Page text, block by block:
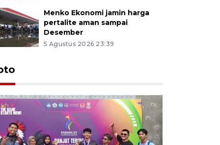
Menko Ekonomi jamin harga
pertalite aman sampai
Desember
5 Agustus 2026 23:39